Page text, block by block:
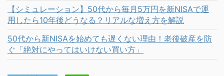
【シミュレーション】50代から毎月5万円を新NISAで運
用したら10年後どうなる？リアルな増え方を解説
50代から新NISAを始めても遅くない理由！老後破産を防
ぐ「絶対にやってはいけない買い方」